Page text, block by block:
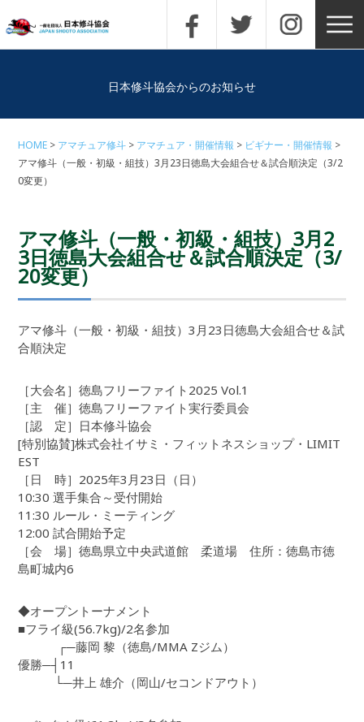
日本修斗協会からのお知らせ
HOME アマチュア修斗 アマチュア・開催情報
ビギナー・開催情報
アマ修斗（一般・初級・組技）3月23日徳島大会組合せ＆試合順決定（3/2
0変更）
アマ修斗（一般・初級・組技）3月2
3日徳島大会組合せ＆試合順決定（3/
20変更）
アマ修斗（一般・初級・組技）3月23日徳島大会組合せ＆試
合順決定
［大会名］徳島フリーファイト2025 Vol.1
［主 催］徳島フリーファイト実行委員会
［認 定］日本修斗協会
[特別協賛]株式会社イサミ・フィットネスショップ・LIMIT
EST
［日 時］2025年3月23日（日）
10:30 選手集合～受付開始
11:30 ルール・ミーティング
12:00 試合開始予定
［会 場］徳島県立中央武道館 柔道場 住所：徳島市徳
島町城内6
◆オープントーナメント
■フライ級(56.7kg)/2名参加
┌─藤岡 黎（徳島/MMA Zジム）
優勝─┤11
└─井上 雄介（岡山/セコンドアウト）